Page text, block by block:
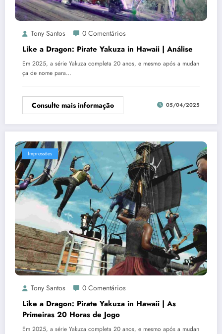
Tony Santos 0 Comentários
Like a Dragon: Pirate Yakuza in Hawaii | Análise
Em 2025, a série Yakuza completa 20 anos, e mesmo após a mudan
ça de nome para…
Consulte mais informação 05/04/2025
Impressões
Tony Santos 0 Comentários
Like a Dragon: Pirate Yakuza in Hawaii | As
Primeiras 20 Horas de Jogo
Em 2025, a série Yakuza completa 20 anos, e mesmo após a mudan